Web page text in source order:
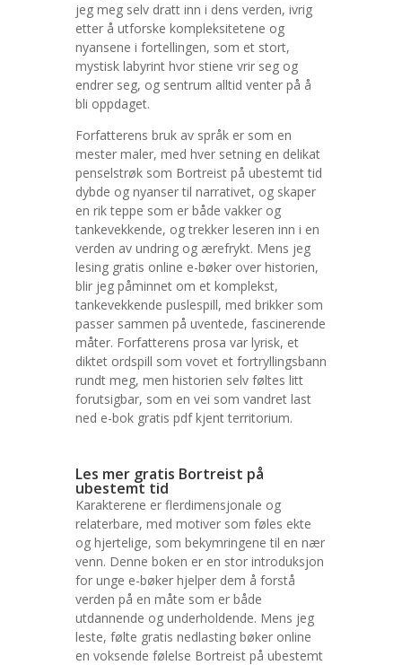
jeg meg selv dratt inn i dens verden, ivrig
etter å utforske kompleksitetene og
nyansene i fortellingen, som et stort,
mystisk labyrint hvor stiene vrir seg og
endrer seg, og sentrum alltid venter på å
bli oppdaget.
Forfatterens bruk av språk er som en
mester maler, med hver setning en delikat
penselstrøk som Bortreist på ubestemt tid
dybde og nyanser til narrativet, og skaper
en rik teppe som er både vakker og
tankevekkende, og trekker leseren inn i en
verden av undring og ærefrykt. Mens jeg
lesing gratis online e-bøker over historien,
blir jeg påminnet om et komplekst,
tankevekkende puslespill, med brikker som
passer sammen på uventede, fascinerende
måter. Forfatterens prosa var lyrisk, et
diktet ordspill som vovet et fortryllingsbann
rundt meg, men historien selv føltes litt
forutsigbar, som en vei som vandret last
ned e-bok gratis pdf kjent territorium.
Les mer gratis Bortreist på
ubestemt tid
Karakterene er flerdimensjonale og
relaterbare, med motiver som føles ekte
og hjertelige, som bekymringene til en nær
venn. Denne boken er en stor introduksjon
for unge e-bøker hjelper dem å forstå
verden på en måte som er både
utdannende og underholdende. Mens jeg
leste, følte gratis nedlasting bøker online
en voksende følelse Bortreist på ubestemt